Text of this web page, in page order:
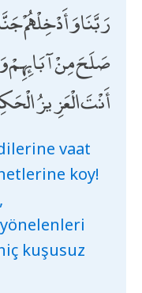
رَبَّنَا وَأَدْخِلْهُمْ
صَلَحَ مِنْ آبَائِهِمْ
أَنْتَ الْعَزِيزُ
vaat
koy!
kuşusuz